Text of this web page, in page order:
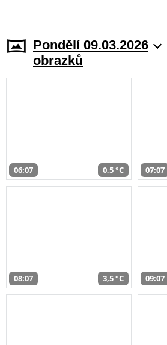
Pondělí 09.03.2026
obrazků
06:07 0,5 °C 07:07
08:07 3,5 °C 09:07